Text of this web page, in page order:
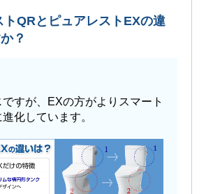
トQRとピュアレストEXの違
？
すが、EXの方がよりスマート
化しています。